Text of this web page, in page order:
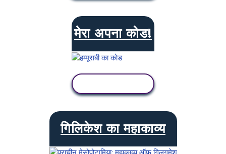
मेरा अपना कोड!
गिलिकेश का महाकाव्य